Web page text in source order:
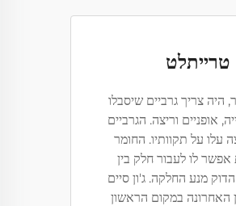
טרייתלט
היה צריך גרביים שיסבלו
אופניים וריצה. הגרביים
עלו על תקוותיו. החומר
לו לעבור חלק בין
הדיסציפלינות, וה핏 הדוק מנע החלקה. ג'ון סיים
האחרונה במקום הראשון